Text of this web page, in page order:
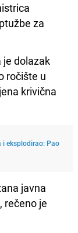
za
dolazak
ročište u
krivična
i eksplodirao: Pao
javna
rečeno je